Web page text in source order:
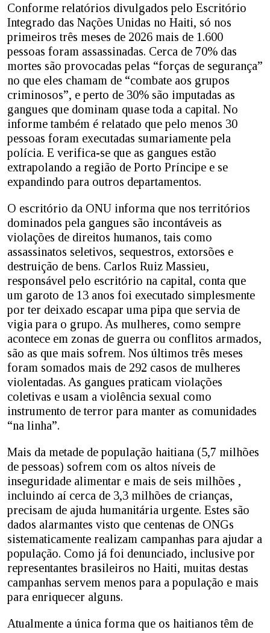
Conforme relatórios divulgados pelo Escritório
Integrado das Nações Unidas no Haiti, só nos
primeiros três meses de 2026 mais de 1.600
pessoas foram assassinadas. Cerca de 70% das
mortes são provocadas pelas “forças de segurança”
no que eles chamam de “combate aos grupos
criminosos”, e perto de 30% são imputadas as
gangues que dominam quase toda a capital. No
informe também é relatado que pelo menos 30
pessoas foram executadas sumariamente pela
polícia. E verifica-se que as gangues estão
extrapolando a região de Porto Príncipe e se
expandindo para outros departamentos.
O escritório da ONU informa que nos territórios
dominados pela gangues são incontáveis as
violações de direitos humanos, tais como
assassinatos seletivos, sequestros, extorsões e
destruição de bens. Carlos Ruiz Massieu,
responsável pelo escritório na capital, conta que
um garoto de 13 anos foi executado simplesmente
por ter deixado escapar uma pipa que servia de
vigia para o grupo. As mulheres, como sempre
acontece em zonas de guerra ou conflitos armados,
são as que mais sofrem. Nos últimos três meses
foram somados mais de 292 casos de mulheres
violentadas. As gangues praticam violações
coletivas e usam a violência sexual como
instrumento de terror para manter as comunidades
“na linha”.
Mais da metade de população haitiana (5,7 milhões
de pessoas) sofrem com os altos níveis de
inseguridade alimentar e mais de seis milhões ,
incluindo aí cerca de 3,3 milhões de crianças,
precisam de ajuda humanitária urgente. Estes são
dados alarmantes visto que centenas de ONGs
sistematicamente realizam campanhas para ajudar a
população. Como já foi denunciado, inclusive por
representantes brasileiros no Haiti, muitas destas
campanhas servem menos para a população e mais
para enriquecer alguns.
Atualmente a única forma que os haitianos têm de